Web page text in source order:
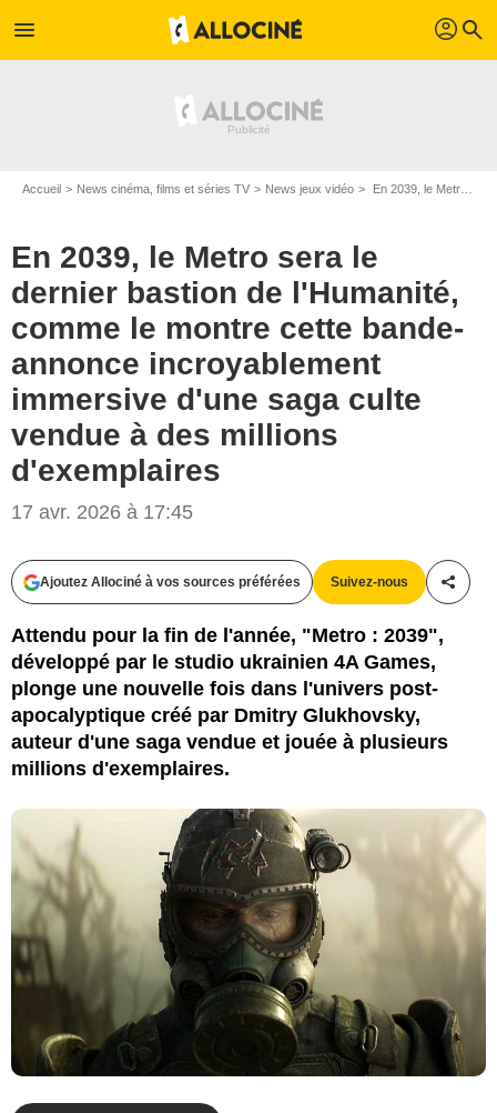
menu profil search
Accueil News cinéma, films et séries TV News jeux vidéo En 2039, le Metro sera le dernier bastion de l'Humanité, comme le montre cette bande-annonce incroyablement immersive d'une saga culte vendue à des millions d'exemplaires
En 2039, le Metro sera le
dernier bastion de l'Humanité,
comme le montre cette bande-
annonce incroyablement
immersive d'une saga culte
vendue à des millions
d'exemplaires
17 avr. 2026 à 17:45
Ajoutez Allociné à vos sources préférées Suivez-nous
Attendu pour la fin de l'année, "Metro : 2039",
développé par le studio ukrainien 4A Games,
plonge une nouvelle fois dans l'univers post-
apocalyptique créé par Dmitry Glukhovsky,
auteur d'une saga vendue et jouée à plusieurs
millions d'exemplaires.